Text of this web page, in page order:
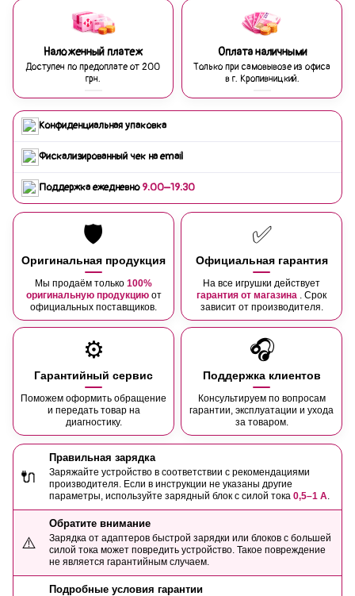
Наложенный платеж
Доступен по предоплате от 200
грн.
Оплата наличными
Только при самовывозе из офиса
в г. Кропивницкий.
Конфиденциальная упаковка
Фискализированный чек на email
Поддержка ежедневно9:00–19:30
🛡️
Оригинальная продукция
Мы продаём только 100%
оригинальную продукцию от
официальных поставщиков.
✅
Официальная гарантия
На все игрушки действует
гарантия от магазина
. Срок
зависит от производителя.
⚙️
Гарантийный сервис
Поможем оформить обращение
и передать товар на
диагностику.
🎧
Поддержка клиентов
Консультируем по вопросам
гарантии, эксплуатации и ухода
за товаром.
🔌
Правильная зарядка
Заряжайте устройство в соответствии с рекомендациями
производителя. Если в инструкции не указаны другие
параметры, используйте зарядный блок с силой тока 0,5–1 А
⚠️
Обратите внимание
Зарядка от адаптеров быстрой зарядки или блоков с большей
силой тока может повредить устройство. Такое повреждение
не является гарантийным случаем.
Подробные условия гарантии